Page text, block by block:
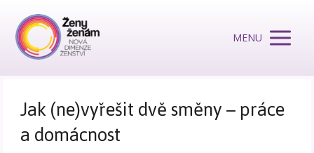
MENU
Jak (ne)vyřešit dvě směny – práce
a domácnost